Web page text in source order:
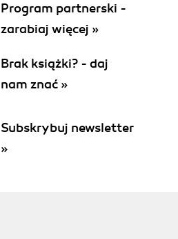
Program partnerski -
zarabiaj więcej »
Brak książki? - daj
nam znać »
Subskrybuj newsletter
»